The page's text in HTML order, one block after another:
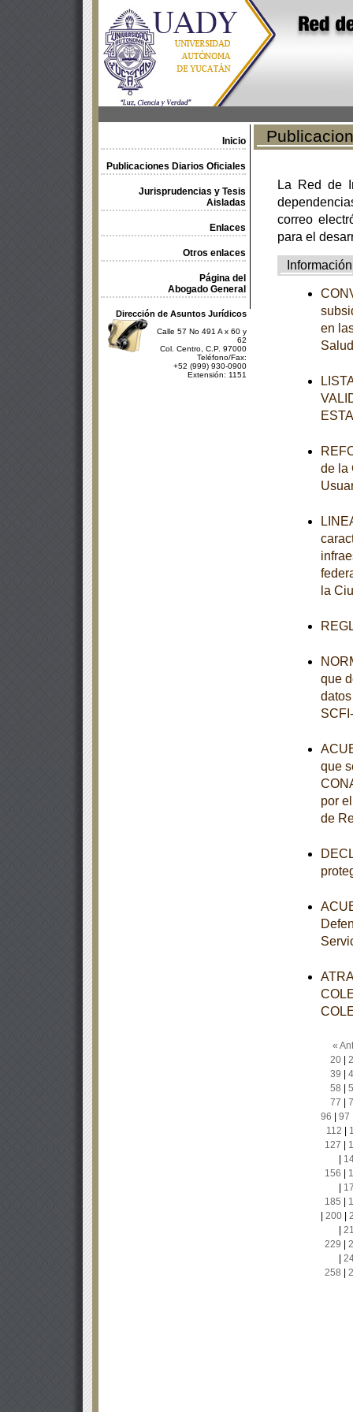
Inicio
Publicaciones Diarios Oficiales
Jurisprudencias y Tesis
Aisladas
Enlaces
Otros enlaces
Página del
Abogado General
Dirección de Asuntos Jurídicos
Calle 57 No 491 A x 60 y
62
Col. Centro, C.P. 97000
Teléfono/Fax:
+52 (999) 930-0900
Extensión: 1151
La Red de
correo
para el
Información
en
de la
la
que
que
por
de
«
20|
39
58
77
96
97
112
127
156
185
200|
229
258